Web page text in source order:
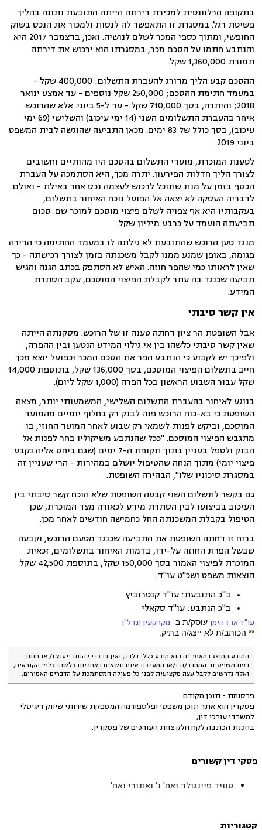
בתקופה הרלוונטית למכירת דירתה הייתה התובעת נתונה בהליך
פשיטת רגל. במסגרת זו התאפשר לה לנסות ולמכור את הנכס בשוק
החופשי, ומתוך כספי המכר לשלם לנושיה. ואכן, בדצמבר 2017 היא
והנתבע חתמו על הסכם מכר, במסגרתו הוא ירכוש את דירתה
תמורת 1,360,000 שקל.
ההסכם קבע הליך מדורג להעברת התשלום: 400,000 שקל -
במעמד חתימת ההסכם; 250,000 שקל נוספים - עד אמצע ינואר
2018; והיתרה, בסך 710,000 שקל - עד ל-5 ביוני. אלא שהרוכש
איחר בהעברת התשלומים השני (14 ימי עיכוב) והשלישי (69 ימי
עיכוב), בסך כולל של 83 ימים. מכאן התביעה שהוגשה לבית המשפט
ביוני 2019.
לטענת המוכרת, מועדי התשלום בהסכם היו מהותיים וחשובים
לצורך הליך חדלות הפירעון. יתרה מכך, היא הסתמכה על העברת
הכסף בזמן על מנת שתוכל לרכוש לעצמה נכס אחר באילת - ואולם
לדבריה העסקה לא יצאה אל הפועל נוכח האיחור בתשלום,
בעקבותיו היא אף צפויה לשלם פיצוי מוסכם למוכר שם. סכום
תביעתה הועמד על כרבע מיליון שקל.
מנגד טען הרוכש שהתובעת לא גילתה לו במעמד החתימה כי הדירה
פגומה, באופן שמנע ממנו לקבל משכנתה בזמן לצורך רכישתה - כך
שאין לראותו כמי שהפר חוזה. האיש לא הסתפק בכתב הגנה והגיש
תביעה שכנגד בה עתר לקבלת הפיצוי המוסכם, עקב הסתרת
המידע.
אין קשר סיבתי
אבל השופטת הר ציון דחתה טענה זו של הרוכש. מסקנתה הייתה
שאין קשר סיבתי כלשהו בין אי גילוי המידע הנטען ובין ההפרה,
ולפיכך יש לקבוע כי הנתבע הפר את הסכם המכר וכפועל יוצא מכך
חייב בתשלום הפיצוי המוסכם, בסך 136,000 שקל, בתוספת 14,000
שקל עבור השבוע הראשון בכל הפרה (1,000 שקל ליום).
בנוגע לאיחור בהעברת התשלום השלישי, המשמעותי יותר, מצאה
השופטת כי בא-כוח הרוכש פנה לבנק רק בחלוף יומיים מהמועד
המוסכם, וביקש לפנות לשמאי רק שבוע לאחר המועד החוזי, בו
מתגבש הפיצוי המוסכם."ככל שהנתבע משיקוליו בחר לפנות אל
הבנק ולטפל בעניין בתוך תקופת ה-7 ימים (שגם ביחס אליה נקבע
פיצוי יומי) מתוך הנחה שהטיפול יושלם במהירות - הרי שעניין זה
במסגרת סיכוניו שלו", הבהירה השופטת.
גם בקשר לתשלום השני קבעה השופטת שלא הוכח קשר סיבתי בין
העיכוב בביצועו לבין הסתרת מידע לכאורה מצד המוכרת, שכן
הטיפול בקבלת המשכנתה החל כחמישה חודשים לאחר מכן.
ברוח זו דחתה השופטת את התביעה שכנגד מטעם הרוכש, וקבעה
שבשל הפרת החוזה על-ידו, בדמות האיחור בתשלומים, זכאית
המוכרת לפיצוי האמור בסך 150,000 שקל, בתוספת 42,500 שקל
הוצאות משפט ושכ"ט עו"ד.
ב"כ התובעת: עו"ד קנטרוביץ
ב"כ הנתבע: עו"ד סקאלי
עו"ד ארז הימן עוסק/ת ב- מקרקעין ונדל"ן
** הכותב/ת לא ייצג/ה בתיק.
המידע המוצג במאמר זה הוא מידע כללי בלבד, ואין בו כדי להוות ייעוץ ו/ או חוות
דעת משפטית. המחבר/ת ו/או המערכת אינם נושאים באחריות כלשהי כלפי הקוראים,
ואלה נדרשים לקבל עצה מקצועית לפני כל פעולה המסתמכת על הדברים האמורים.
פרסומת - תוכן מקודם
פסקדין הוא אתר תוכן משפטי ופלטפורמה המספקת שירותי שיווק דיגיטלי
למשרדי עורכי דין,
בהכנת הכתבה לקח חלק צוות העורכים של פסקדין.
פסקי דין קשורים
סוויד פיינגולד ואח' נ' ואתורי ואח'
קטגוריות